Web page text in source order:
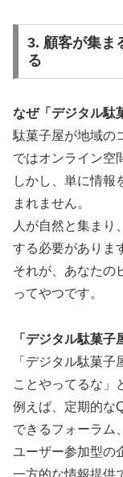
3. 顧客が集ま
る
なぜ「デジタル駄
駄菓子屋が地域の
ではオンライン空
しかし、単に情報
まれません。
人が自然と集まり
する必要がありま
それが、あなたの
ってやつです。
「デジタル駄菓
「デジタル駄菓
ことやってるな」
例えば、定期的な
できるフォーラム
ユーザー参加型の
一方的な情報提供